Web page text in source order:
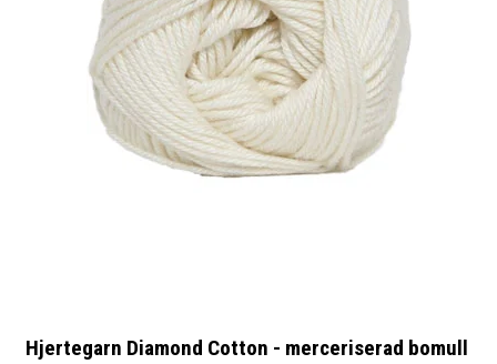
Hjertegarn Diamond Cotton - merceriserad bomull